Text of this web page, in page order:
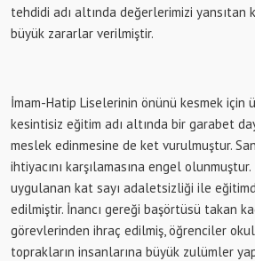
tehdidi adı altında değerlerimizi yansıtan
büyük zararlar verilmiştir.
İmam-Hatip Liselerinin önünü kesmek için
kesintisiz eğitim adı altında bir garabet
meslek edinmesine de ket vurulmuştur.
ihtiyacını karşılamasına engel
uygulanan kat sayı adaletsizliği ile
edilmiştir. İnancı gereği başörtüsü takan
görevlerinden ihraç edilmiş, öğrenciler
toprakların insanlarına büyük zulümler